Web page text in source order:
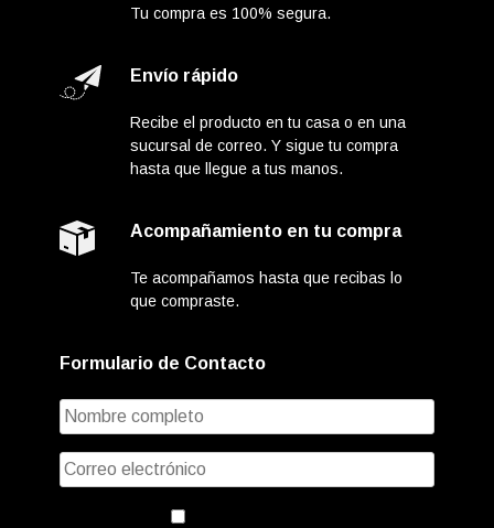
Tu compra es 100% segura.
Envío rápido
Recibe el producto en tu casa o en una
sucursal de correo. Y sigue tu compra
hasta que llegue a tus manos.
Acompañamiento en tu compra
Te acompañamos hasta que recibas lo
que compraste.
Formulario de Contacto